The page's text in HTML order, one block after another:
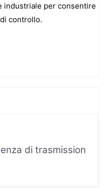
industriale per consentire
controllo.
di trasmission